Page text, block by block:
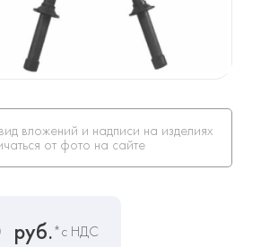
вложений и надписи на изделиях
от фото на сайте
руб.*с НДС